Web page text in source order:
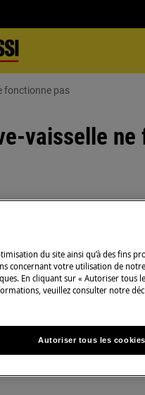
fonctionne pas
vaisselle ne
du site ainsi qu’à des fins
concernant votre utilisation de
En cliquant sur « Autoriser tous
veuillez consulter notre
Autoriser tous les cookies